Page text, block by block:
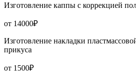
Изготовление каппы с коррекцией
от 14000₽
Изготовление накладки
прикуса
от 1500₽